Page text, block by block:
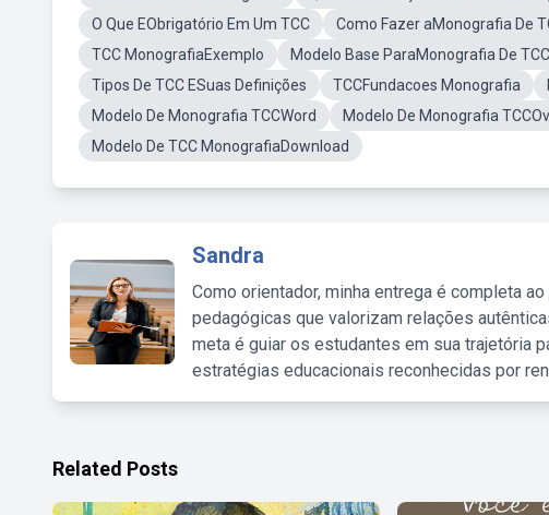
O Que EObrigatório Em Um TCC
Como Fazer aMonografia De
TCC MonografiaExemplo
Modelo Base ParaMonografia De TCC
Tipos De TCC ESuas Definições
TCCFundacoes Monografia
Modelo De Monografia TCCWord
Modelo De Monografia
Modelo De TCC MonografiaDownload
Sandra
Como orientador, minha entrega é completa
pedagógicas que valorizam relações
meta é guiar os estudantes em sua trajetória
estratégias educacionais reconhecidas por
Related Posts